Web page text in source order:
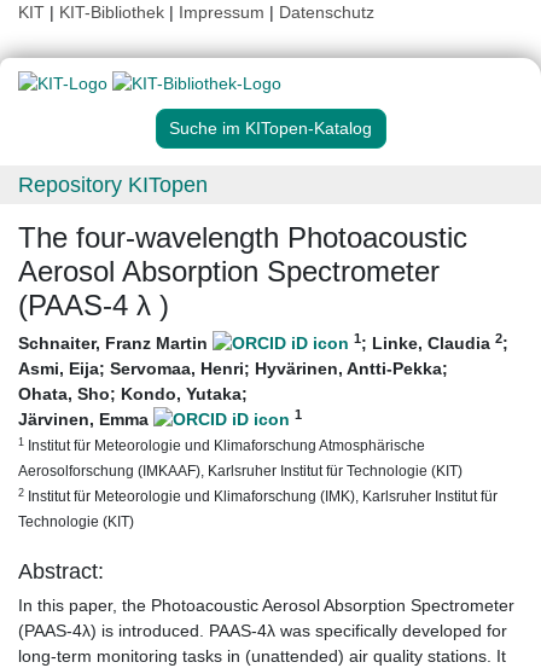
KIT | KIT-Bibliothek | Impressum | Datenschutz
Suche im KITopen-Katalog
Repository KITopen
The four-wavelength Photoacoustic
Aerosol Absorption Spectrometer
(PAAS-4 λ )
Schnaiter, Franz Martin 1; Linke, Claudia 2;
Asmi, Eija; Servomaa, Henri; Hyvärinen, Antti-Pekka;
Ohata, Sho; Kondo, Yutaka;
Järvinen, Emma
1
1 Institut für Meteorologie und Klimaforschung Atmosphärische
Aerosolforschung (IMKAAF), Karlsruher Institut für Technologie (KIT)
2 Institut für Meteorologie und Klimaforschung (IMK), Karlsruher Institut für
Technologie (KIT)
Abstract:
In this paper, the Photoacoustic Aerosol Absorption Spectrometer
(PAAS-4λ) is introduced. PAAS-4λ was specifically developed for
long-term monitoring tasks in (unattended) air quality stations. It